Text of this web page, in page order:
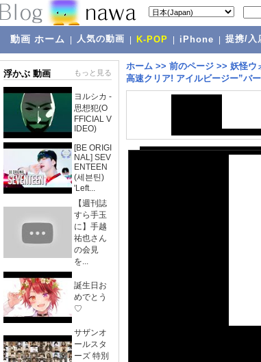
動画 ホーム 人気の動画 K-POP iPhone 提携/入
浮かぶ 動画 もっと見る
ヨルシカ -
思想犯(O
FFICIAL V
IDEO)
[BE ORIGI
NAL] SEV
ENTEEN
(세븐틴)
'Left...
【週刊誌
すら手玉
に】手越
祐也さん
の会見
を...
誕生日お
めでとう
♡
サザンオ
ールスタ
ーズ 特別
ホーム >> 前のページ >> 妖怪ウ
高速クリア! アイルビージー”バ